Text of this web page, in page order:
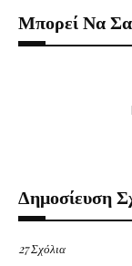
Μπορεί Να
Δημοσίευση
27 Σχόλια